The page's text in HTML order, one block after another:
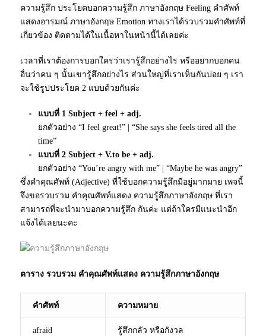
ความรู้สึก ประโยคบอกความรู้สึก ภาษาอังกฤษ Feeling คำศัพท์
แสดงอารมณ์ ภาษาอังกฤษ Emotion ทางเราได้รวบรวมคำศัพท์ที่
เกี่ยวข้อง ติดตามได้ในเนื้อหาในหน้านี้ได้เลยค่ะ
เวลาที่เราต้องการบอกใครว่าเรารู้สึกอย่างไร หรืออยากบอกคน
อื่นว่าคน ๆ นั้นเขารู้สึกอย่างไร ส่วนใหญ่ที่เราเห็นกันบ่อย ๆ เรา
จะใช้รูปประโยค 2 แบบด้วยกันค่ะ
แบบที่ 1 Subject + feel + adj.
ยกตัวอย่าง “I feel great!” | “She says she feels tired all the
time”
แบบที่ 2 Subject + V.to be + adj.
ยกตัวอย่าง “You’re angry with me” | “Maybe he was angry”
ซึ่งคำคุณศัพท์ (Adjective) ที่ใช้บอกความรู้สึกมีอยู่มากมาย เพจนี้
จึงขอรวบรวม คำคุณศัพท์แสดง ความรู้สึกภาษาอังกฤษ ที่เรา
สามารถที่จะนำมาบอกความรู้สึก กันค่ะ แต่ถ้าใครมีแนะนำอีก
แจ้งได้เลยนะคะ
ตาราง รวบรวม คำคุณศัพท์แสดง ความรู้สึกภาษาอังกฤษ
คำศัพท์ ความหมาย
afraid รู้สึกกลัว หรือกังวล